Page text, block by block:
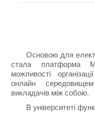
Основою для
стала платформа
можливості
онлайн
викладачів між собою.
В університеті